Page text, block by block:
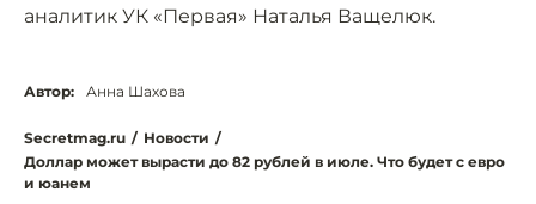
аналитик УК «Первая» Наталья Ващелюк.
Автор: Анна Шахова
Secretmag.ru / Новости /
Доллар может вырасти до 82 рублей в июле. Что будет с евро
и юанем